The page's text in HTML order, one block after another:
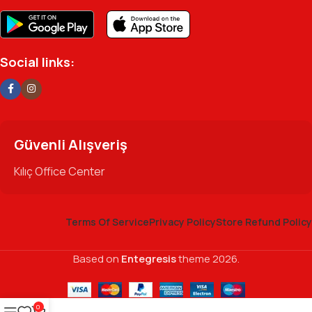
Social links:
Güvenli Alışveriş
Kılıç Office Center
Terms Of ServicePrivacy PolicyStore Refund Policy
Based on Entegresistheme2026.
0